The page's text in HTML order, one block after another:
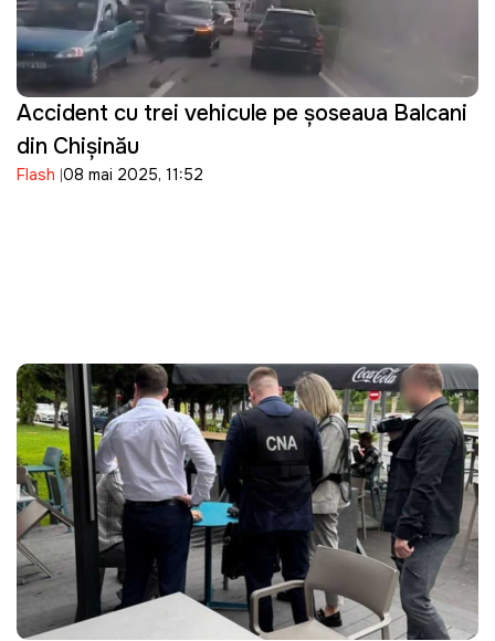
Accident cu trei vehicule pe șoseaua Balcani
din Chișinău
Flash 08 mai 2025, 11:52